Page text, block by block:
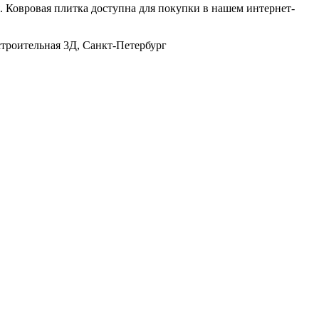
плитка доступна для покупки в нашем интернет-
3Д, Санкт-Петербург